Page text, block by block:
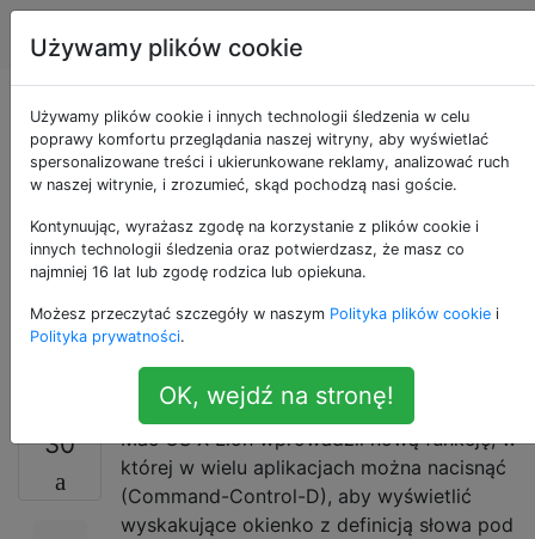
Apple Tagi
Jak wyłączyć skrót
klawiaturowy
Definicja słowa
Command-Control-D
w OS X Lion?
30
Mac OS X Lion wprowadził nową funkcję, w
której w wielu aplikacjach można nacisnąć
(Command-Control-D), aby wyświetlić
wyskakujące okienko z definicją słowa pod
Używamy plików cookie
Używamy plików cookie i innych technologii śledzenia w celu
poprawy komfortu przeglądania naszej witryny, aby wyświetlać
spersonalizowane treści i ukierunkowane reklamy, analizować ruch
w naszej witrynie, i zrozumieć, skąd pochodzą nasi goście.
Kontynuując, wyrażasz zgodę na korzystanie z plików cookie i
innych technologii śledzenia oraz potwierdzasz, że masz co
najmniej 16 lat lub zgodę rodzica lub opiekuna.
Możesz przeczytać szczegóły w naszym Polityka plików cookie i
Polityka prywatności.
OK, wejdź na stronę!